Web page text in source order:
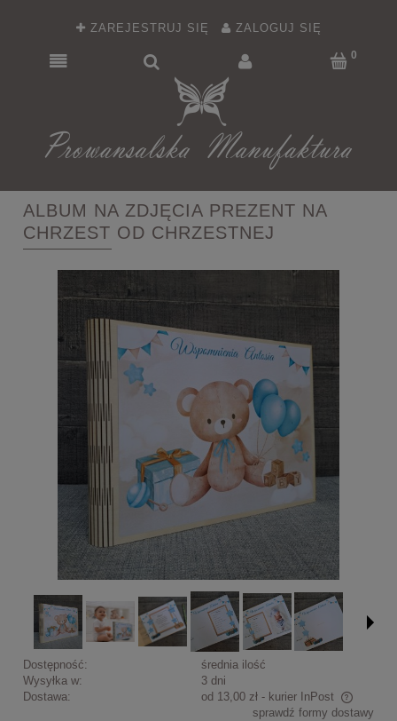
ZAREJESTRUJ SIĘ ZALOGUJ SIĘ
ALBUM NA ZDJĘCIA PREZENT NA
CHRZEST OD CHRZESTNEJ
Dostępność:
średnia ilość
Wysyłka w:
3 dni
Dostawa:
od 13,00 zł - kurier InPost
Cena nie zawiera ewentualnych kosztów płatnościsprawdź formy dostawy